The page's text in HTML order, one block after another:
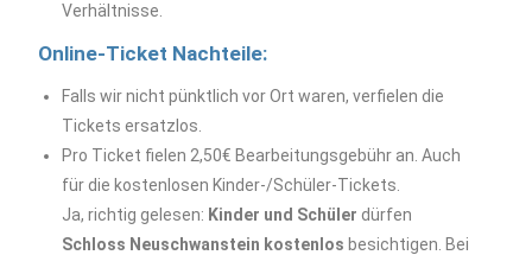
Verhältnisse.
Online-Ticket Nachteile:
Falls wir nicht pünktlich vor Ort waren, verfielen die
Tickets ersatzlos.
Pro Ticket fielen 2,50€ Bearbeitungsgebühr an. Auch
für die kostenlosen Kinder-/Schüler-Tickets.
Ja, richtig gelesen: Kinder und Schüler dürfen
Schloss Neuschwanstein kostenlos besichtigen. Bei